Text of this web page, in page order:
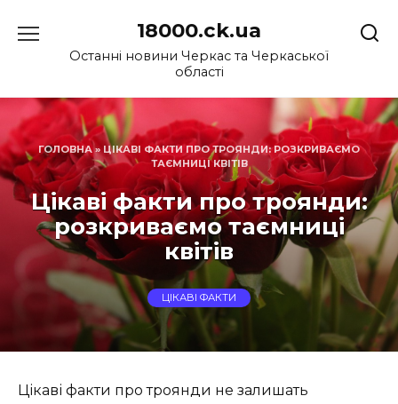
до
18000.ck.ua
Останні новини Черкас та Черкаської
області
ГОЛОВНА» ЦІКАВІ ФАКТИ ПРО ТРОЯНДИ: РОЗКРИВАЄМО
ТАЄМНИЦІ КВІТІВ
Цікаві факти про троянди:
розкриваємо таємниці
квітів
ЦІКАВІ ФАКТИ
Цікаві факти про троянди не залишать